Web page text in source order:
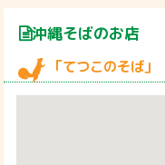
沖縄そばのお店
「てつこのそば」